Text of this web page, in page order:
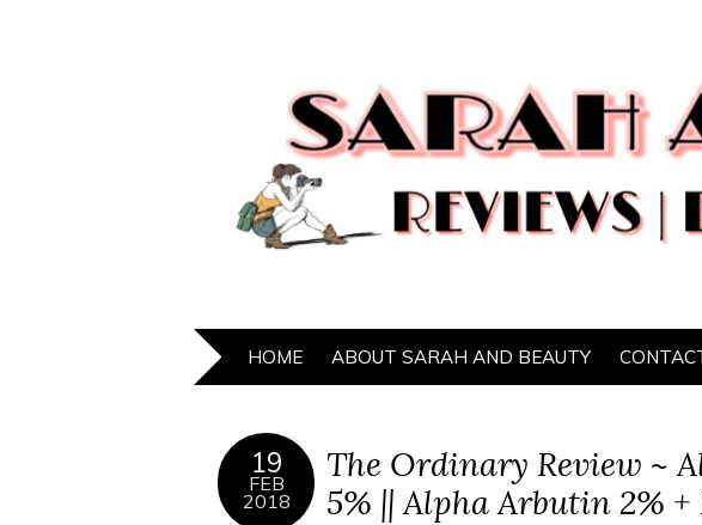
HOME ABOUT SARAH AND BEAUTY
19
FEB
2018
The Ordinary Review ~
5% || Alpha Arbutin 2% +